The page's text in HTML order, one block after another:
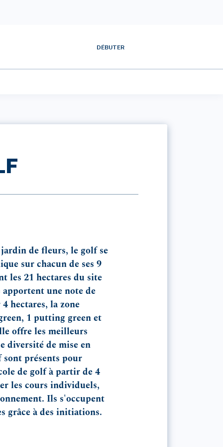
DÉBUTER
de fleurs, le golf se
sur chacun de ses 9
les 21 hectares du site
apportent une note de
hectares, la zone
1 putting green et
offre les meilleurs
diversité de mise en
sont présents pour
de golf à partir de 4
les cours individuels,
Ils s'occupent
grâce à des initiations.